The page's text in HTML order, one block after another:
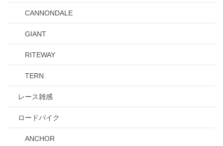
CANNONDALE
GIANT
RITEWAY
TERN
レース雑感
ロードバイク
ANCHOR